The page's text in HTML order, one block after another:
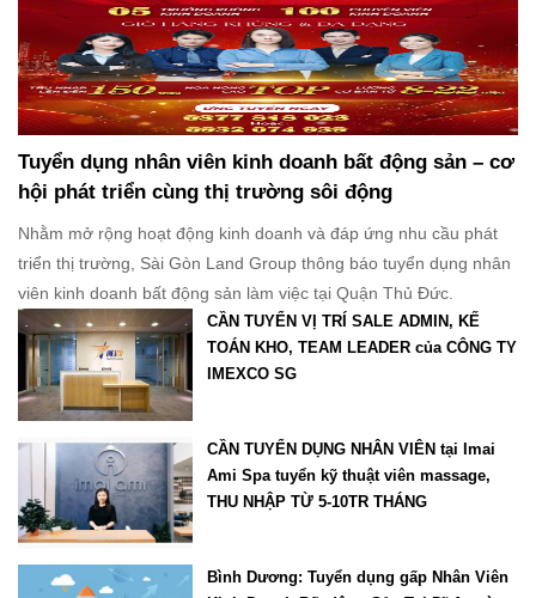
Tuyển dụng nhân viên kinh doanh bất động sản – cơ
hội phát triển cùng thị trường sôi động
Nhằm mở rộng hoạt động kinh doanh và đáp ứng nhu cầu phát
triển thị trường, Sài Gòn Land Group thông báo tuyển dụng nhân
viên kinh doanh bất động sản làm việc tại Quận Thủ Đức.
CẦN TUYỂN VỊ TRÍ SALE ADMIN, KẾ
TOÁN KHO, TEAM LEADER của CÔNG TY
IMEXCO SG
CẦN TUYỂN DỤNG NHÂN VIÊN tại Imai
Ami Spa tuyển kỹ thuật viên massage,
THU NHẬP TỪ 5-10TR THÁNG
Bình Dương: Tuyển dụng gấp Nhân Viên